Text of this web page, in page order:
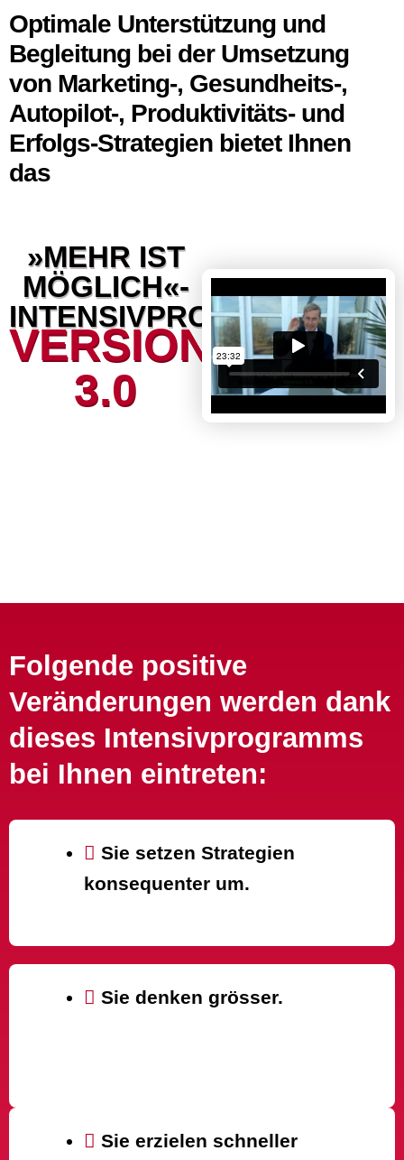
Skip
to
content
Optimale Unterstützung und
Begleitung bei der Umsetzung
von Marketing-, Gesundheits-,
Autopilot-, Produktivitäts- und
Erfolgs-Strategien bietet Ihnen
das
»MEHR IST
MÖGLICH«-
INTENSIVPROGRAMM,
VERSION
3.0
Folgende positive
Veränderungen werden dank
dieses Intensivprogramms
bei Ihnen eintreten:
Sie setzen Strategien
konsequenter um.
Sie denken grösser.
Sie erzielen schneller